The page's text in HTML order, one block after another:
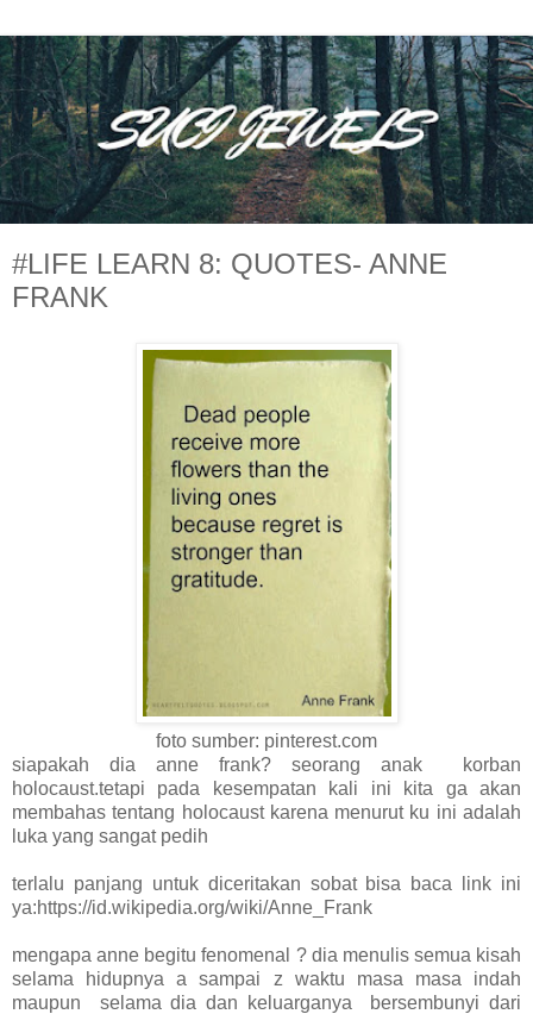
#LIFE LEARN 8: QUOTES- ANNE
FRANK
foto sumber: pinterest.com
siapakah dia anne frank? seorang anak korban
holocaust.tetapi pada kesempatan kali ini kita ga akan
membahas tentang holocaust karena menurut ku ini adalah
luka yang sangat pedih
terlalu panjang untuk diceritakan sobat bisa baca link ini
ya:https://id.wikipedia.org/wiki/Anne_Frank
mengapa anne begitu fenomenal ? dia menulis semua kisah
selama hidupnya a sampai z waktu masa masa indah
maupun selama dia dan keluarganya bersembunyi dari